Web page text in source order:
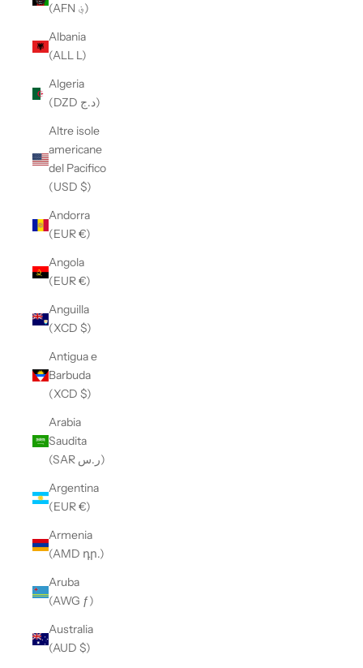
(AFN ؋)
Albania
(ALL L)
Algeria
(DZD د.ج)
Altre isole
americane
del Pacifico
(USD $)
Andorra
(EUR €)
Angola
(EUR €)
Anguilla
(XCD $)
Antigua e
Barbuda
(XCD $)
Arabia
Saudita
(SAR ر.س)
Argentina
(EUR €)
Armenia
(AMD դր.)
Aruba
(AWG ƒ)
Australia
(AUD $)